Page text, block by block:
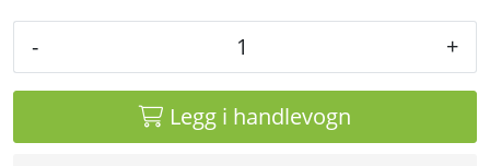
- +
Legg i handlevogn